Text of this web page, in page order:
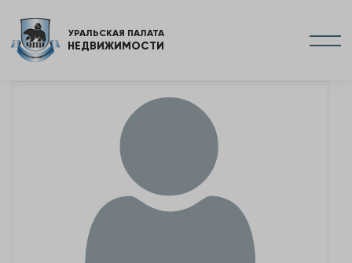
УРАЛЬСКАЯ ПАЛАТА
НЕДВИЖИМОСТИ